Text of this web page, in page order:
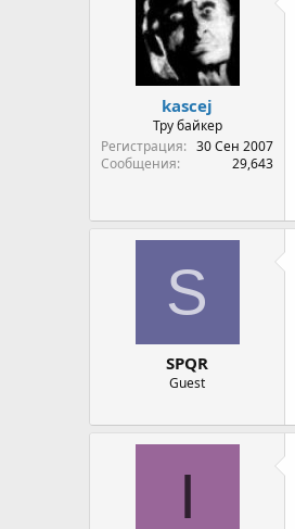
kascej
Тру байкер
Регистрация
30 Сен 2007
Сообщения
29,643
S
SPQR
Guest
I